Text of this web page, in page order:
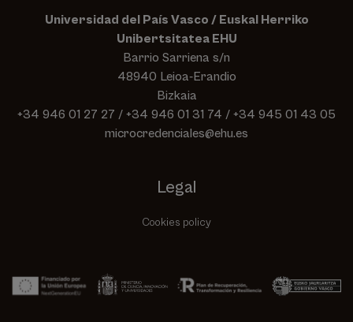
Universidad del País Vasco / Euskal Herriko
Unibertsitatea EHU
Barrio Sarriena s/n
48940 Leioa-Erandio
Bizkaia
+34 946 01 27 27 / +34 946 01 31 74 / +34 945 01 43 05
microcredenciales@ehu.es
Legal
Cookies policy